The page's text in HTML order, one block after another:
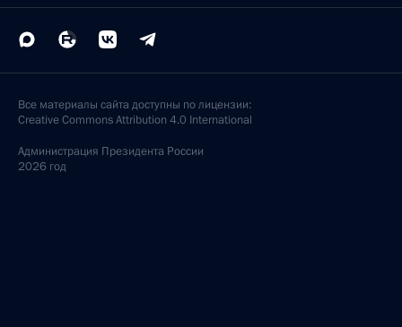
Все материалы сайта доступны по лицензии:
Creative Commons Attribution 4.0 International
Администрация Президента России
2026 год